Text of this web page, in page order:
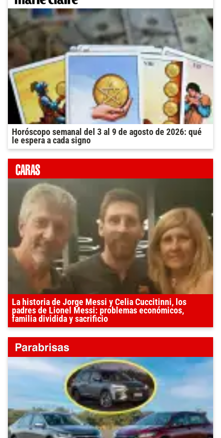
Horóscopo semanal del 3 al 9 de agosto de 2026: qué
le espera a cada signo
La historia de Jorge Messi y Celia Cuccitinni, los
padres de Lionel Messi: problemas económicos,
familia dividida y sacrificio